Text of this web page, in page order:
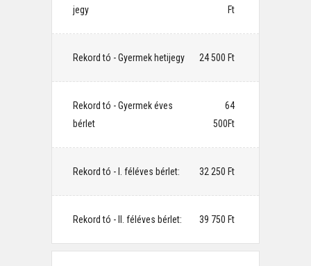
jegy
Ft
Rekord tó - Gyermek hetijegy ⠀24 500 Ft
Rekord tó - Gyermek éves
bérlet
⠀64
500Ft
Rekord tó - I. féléves bérlet: ⠀32 250 Ft
Rekord tó - II. féléves bérlet: ⠀39 750 Ft